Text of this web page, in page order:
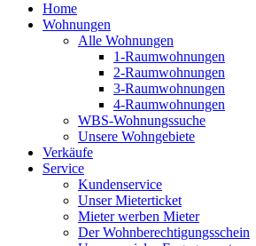
Home
Wohnungen
Alle Wohnungen
1-Raumwohnungen
2-Raumwohnungen
3-Raumwohnungen
4-Raumwohnungen
WBS-Wohnungssuche
Unsere Wohngebiete
Verkäufe
Service
Kundenservice
Unser Mieterticket
Mieter werben Mieter
Der Wohnberechtigungsschein